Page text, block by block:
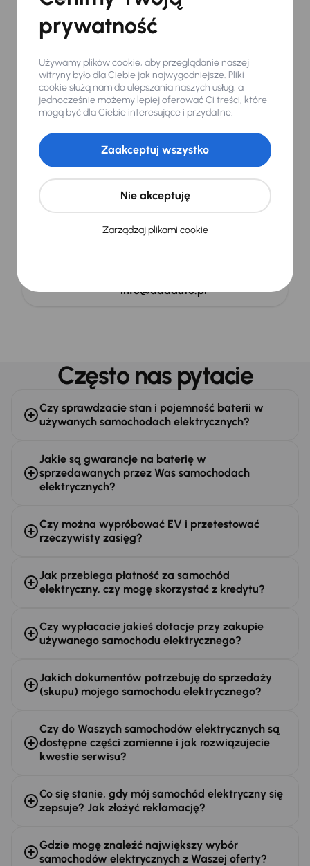
Nie dotyczy samochodów objętych podstawową gwarancją
Rozumiemy
samochody i cenimy
Twój czas
Skonsultuj z nami zakup, sprzedaż lub wymianę
samochodu.
Jesteśmy do Państwa dyspozycji codziennie od
8:00 do 21:00.
info@aaaauto.pl
Często nas pytacie
Czy sprawdzacie stan i pojemność baterii w
używanych samochodach elektrycznych?
Czy można wypróbować EV i przetestować
rzeczywisty zasięg?
Czy wypłacacie jakieś dotacje przy zakupie
używanego samochodu elektrycznego?
Czy do Waszych samochodów elektrycznych są
dostępne części zamienne i jak rozwiązujecie
kwestie serwisu?
Gdzie mogę znaleźć największy wybór
samochodów elektrycznych z Waszej oferty?
Jakie są gwarancje na baterię w
sprzedawanych przez Was samochodach
elektrycznych?
Jak przebiega płatność za samochód
elektryczny, czy mogę skorzystać z kredytu?
Jakich dokumentów potrzebuję do sprzedaży
(skupu) mojego samochodu elektrycznego?
Co się stanie, gdy mój samochód elektryczny się
zepsuje? Jak złożyć reklamację?
prywatność
Używamy plików cookie, aby przeglądanie naszej
witryny było dla Ciebie jak najwygodniejsze. Pliki
cookie służą nam do ulepszania naszych usług, a
jednocześnie możemy lepiej oferować Ci treści, które
mogą być dla Ciebie interesujące i przydatne.
Zarządzaj plikami cookie
Nie akceptuję
Zaakceptuj wszystko